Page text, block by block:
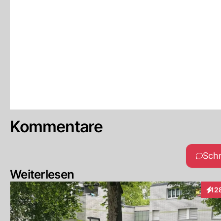
Kommentare
Weiterlesen